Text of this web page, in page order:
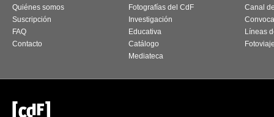
Quiénes somos
Suscripción
FAQ
Contacto
Fotografías del CdF
Investigación
Educativa
Catálogo
Mediateca
Canal
Líneas